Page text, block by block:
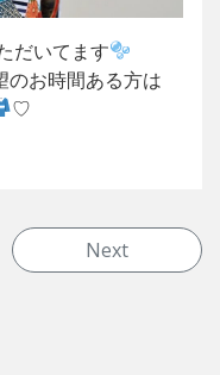
だいてます
のお時間ある方は
♡
ン Next